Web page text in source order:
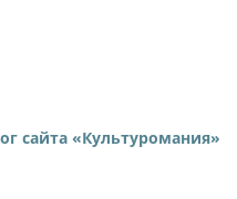
сайта «Культуромания»